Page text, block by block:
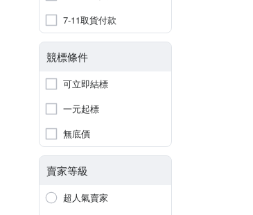
7-11取貨付款
競標條件
可立即結標
一元起標
無底價
賣家等級
超人氣賣家